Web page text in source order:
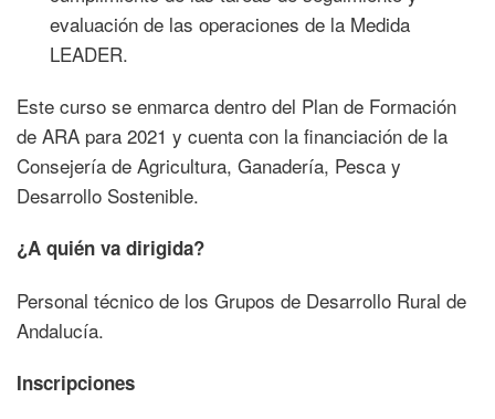
evaluación de las operaciones de la Medida
LEADER.
Este curso se enmarca dentro del Plan de Formación
de ARA para 2021 y cuenta con la financiación de la
Consejería de Agricultura, Ganadería, Pesca y
Desarrollo Sostenible.
¿A quién va dirigida?
Personal técnico de los Grupos de Desarrollo Rural de
Andalucía.
Inscripciones